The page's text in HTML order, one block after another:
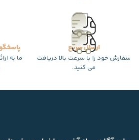
ارسال سریع
سفارش خود را با سرعت بالا دریافت
می کنید.
پاسخگویی
ما به